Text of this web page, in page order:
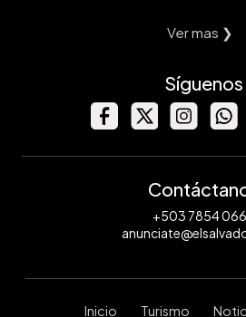
Ver mas ❯
Síguenos
+503 7854
Inicio Turismo